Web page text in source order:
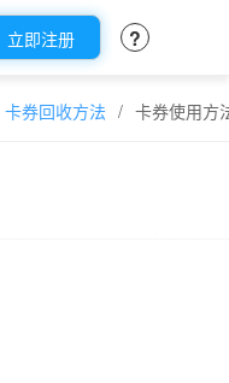
立即注册 ?
卡券回收方法 / 卡券使用方